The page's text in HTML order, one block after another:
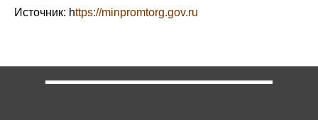
Источник: https://minpromtorg.gov.ru